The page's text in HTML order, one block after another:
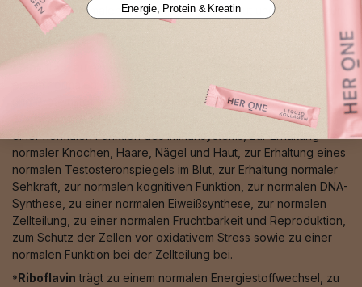
Stress, zur normalen Pigmentierung von Haut und Haaren, zum
normalen Eisentransport sowie zu einer normalen
einem normalen Makronährstoff-, Kohlenhydrat-, Fettsäure-
und Proteinstoffwechsel, zu einem normalen Vitamin-A-
Stoffwechsel, zu einem normalen Energiestoffwechsel, zu
normaler Knochen, Haare, Nägel und Haut, zur Erhaltung eines
normalen Testosteronspiegels im Blut, zur Erhaltung normaler
Sehkraft, zur normalen kognitiven Funktion, zur normalen DNA-
Synthese, zu einer normalen Eiweißsynthese, zur normalen
Zellteilung, zu einer normalen Fruchtbarkeit und Reproduktion,
zum Schutz der Zellen vor oxidativem Stress sowie zu einer
normalen Funktion bei der Zellteilung bei.
⁹Riboflavin trägt zu einem normalen Energiestoffwechsel, zu
Energie, Protein & Kreatin